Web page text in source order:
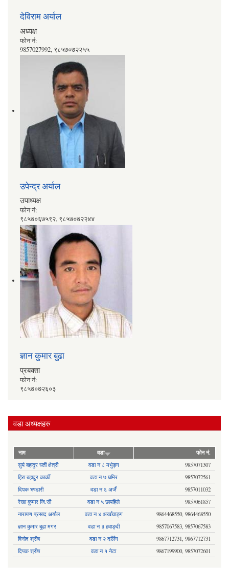
देविराम अर्याल
अध्यक्ष
फोन नं:
9857027992, ९८५७०७२२५५
उपेन्द्र अर्याल
उपाध्यक्ष
फोन नं:
९८५७०६७५९२, ९८५७०७२२४४
ज्ञान कुमार बुढा
प्रबक्ता
फोन नं:
९८५७०७२६०३
वडा अध्यक्षहरु
नाम वडा फोन नं.
सुर्य बहादुर घर्ती क्षेत्री वडा न ८ मर्भुङ्ग
9857071307
हिरा बहादुर कार्की
वडा न ७ घमिर
9857072561
दिपक भण्डारी
वडा न ६ अर्जै
9857011032
रेखा कुमार जि.सी
वडा न ५ छापहिले
9857061857
नारायण प्रसाद अर्याल
वडा न‍ ४ अर्खावाङ्ग
9864468550, 9864468550
ज्ञान कुमार बुढा मगर
वडा न ३ हवाङ्दी
9857067583, 9857067583
विनोद श्रीष
वडा न २ दर्लिंग
9867712731, 9867712731
दिपक श्रीष
वडा न १ नेटा 9867199900, 9857072601